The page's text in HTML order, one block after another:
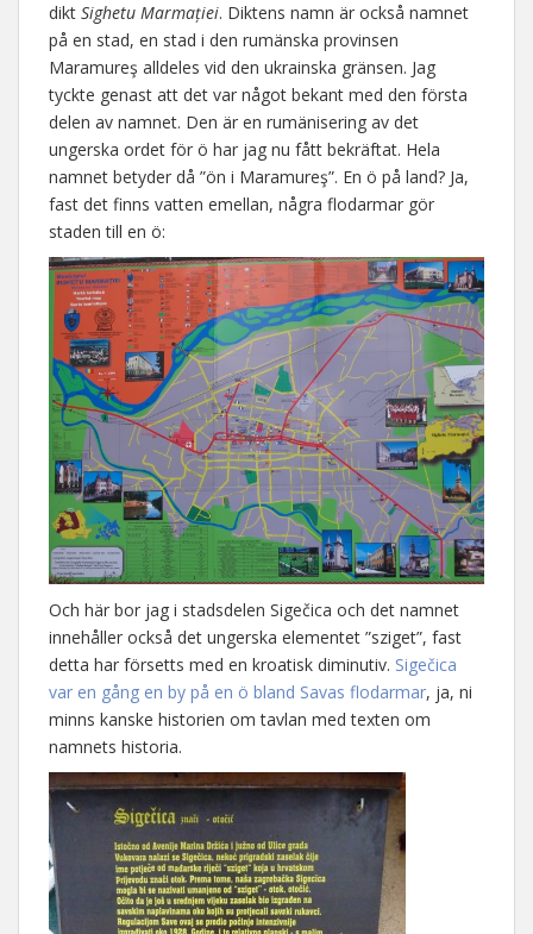
dikt Sighetu Marmației. Diktens namn är också namnet
på en stad, en stad i den rumänska provinsen
Maramureş alldeles vid den ukrainska gränsen. Jag
tyckte genast att det var något bekant med den första
delen av namnet. Den är en rumänisering av det
ungerska ordet för ö har jag nu fått bekräftat. Hela
namnet betyder då ”ön i Maramureş”. En ö på land? Ja,
fast det finns vatten emellan, några flodarmar gör
staden till en ö:
Och här bor jag i stadsdelen Sigečica och det namnet
innehåller också det ungerska elementet ”sziget”, fast
detta har försetts med en kroatisk diminutiv. Sigečica
var en gång en by på en ö bland Savas flodarmar, ja, ni
minns kanske historien om tavlan med texten om
namnets historia.